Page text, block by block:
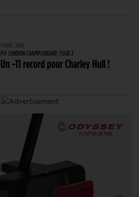
7 AOÛT. 2026
PIF LONDON CHAMPIONSHIP, TOUR 2
Un -11 record pour Charley Hull !